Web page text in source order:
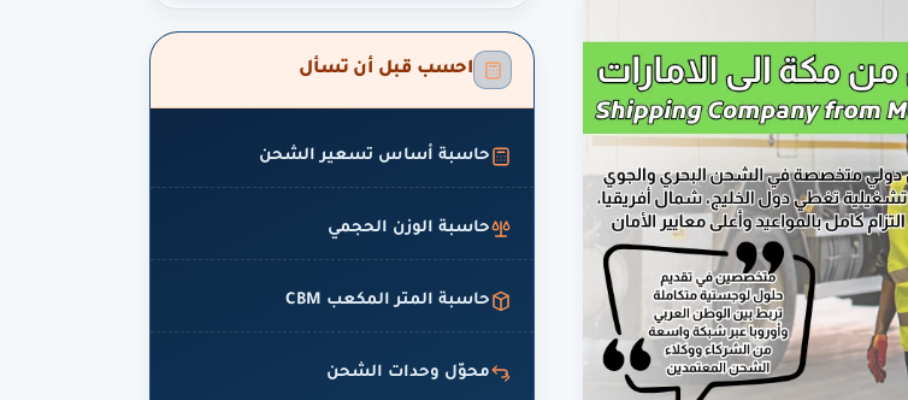
احسب قبل أن تسأل
حاسبة أساس تسعير الشحن
حاسبة الوزن الحجمي
حاسبة المتر المكعب CBM
محوّل وحدات الشحن